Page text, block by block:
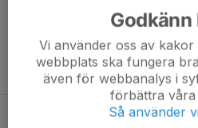
📩 Har du frågor eller vill veta mer?
menyn till vänster – vi svarar gärna!
Vi ses på planen – vi längtar
Välkommen till F12s
Godkänn
Vi använder oss av
webbplats ska fungera
även för webbanalys i
förbättra våra
Så använder